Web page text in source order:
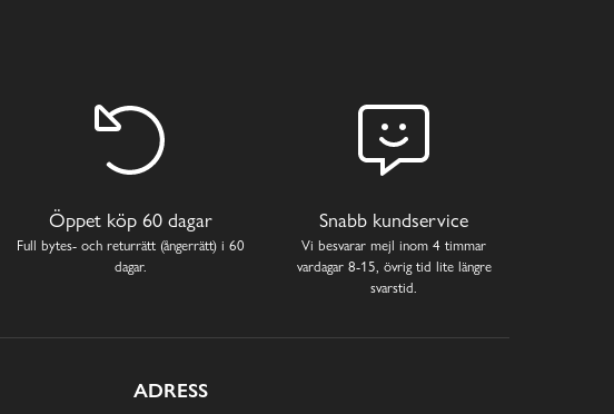
Öppet köp 60 dagar
Full bytes- och returrätt (ångerrätt) i 60
dagar.
Snabb kundservice
Vi besvarar mejl inom 4 timmar
vardagar 8-15, övrig tid lite längre
svarstid.
ADRESS